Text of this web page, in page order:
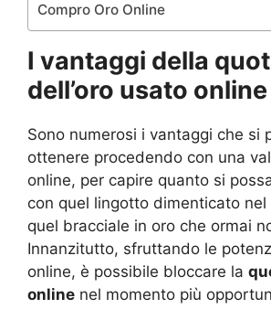
Compro Oro Online
I vantaggi della
dell’oro usato online
Sono numerosi i vantaggi che si
ottenere procedendo con una
online, per capire quanto si
con quel lingotto dimenticato
quel bracciale in oro che ormai
Innanzitutto, sfruttando le
online, è possibile bloccare la
online nel momento più